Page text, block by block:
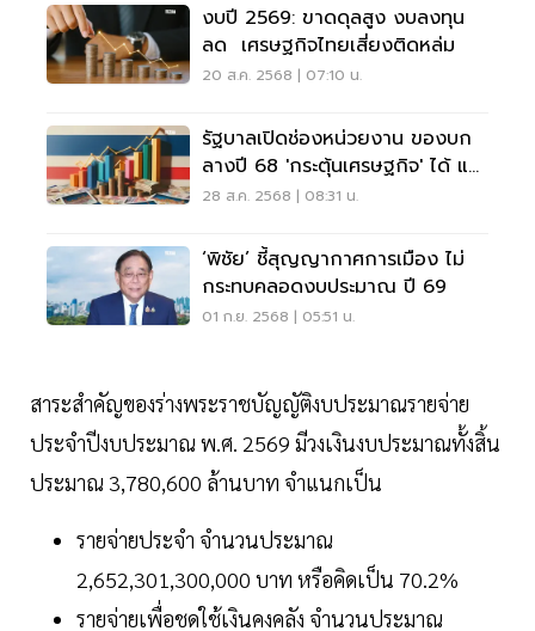
งบปี 2569: ขาดดุลสูง งบลงทุน
ลด เศรษฐกิจไทยเสี่ยงติดหล่ม
20 ส.ค. 2568 | 07:10 น.
รัฐบาลเปิดช่องหน่วยงาน ของบก
ลางปี 68 'กระตุ้นเศรษฐกิจ' ได้ แต่
มีเงื่อนไข
28 ส.ค. 2568 | 08:31 น.
‘พิชัย’ ชี้สุญญากาศการเมือง ไม่
กระทบคลอดงบประมาณ ปี 69
01 ก.ย. 2568 | 05:51 น.
สาระสำคัญของร่างพระราชบัญญัติงบประมาณรายจ่าย
ประจำปีงบประมาณ พ.ศ. 2569 มีวงเงินงบประมาณทั้งสิ้น
ประมาณ 3,780,600 ล้านบาท จำแนกเป็น
รายจ่ายประจำ จำนวนประมาณ
2,652,301,300,000 บาท หรือคิดเป็น 70.2%
รายจ่ายเพื่อชดใช้เงินคงคลัง จำนวนประมาณ